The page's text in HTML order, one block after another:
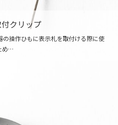
付クリップ
操作ひもに表示札を取付ける際に使
め…